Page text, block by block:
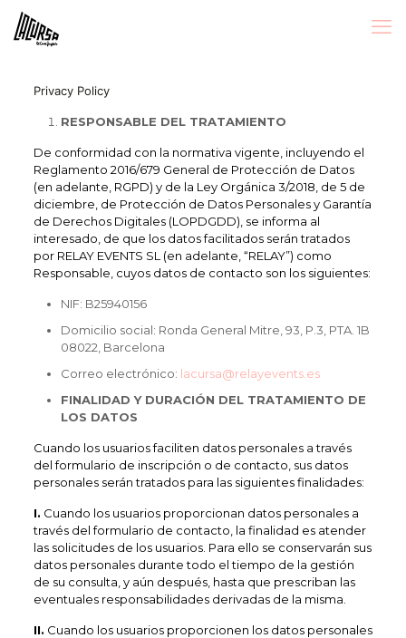
Privacy Policy
RESPONSABLE DEL TRATAMIENTO
De conformidad con la normativa vigente, incluyendo el
Reglamento 2016/679 General de Protección de Datos
(en adelante, RGPD) y de la Ley Orgánica 3/2018, de 5 de
diciembre, de Protección de Datos Personales y Garantía
de Derechos Digitales (LOPDGDD), se informa al
interesado, de que los datos facilitados serán tratados
por RELAY EVENTS SL (en adelante, “RELAY”) como
Responsable, cuyos datos de contacto son los siguientes:
NIF: B25940156
Domicilio social: Ronda General Mitre, 93, P.3, PTA. 1B
08022, Barcelona
Correo electrónico: lacursa@relayevents.es
FINALIDAD Y DURACIÓN DEL TRATAMIENTO DE
LOS DATOS
Cuando los usuarios faciliten datos personales a través
del formulario de inscripción o de contacto, sus datos
personales serán tratados para las siguientes finalidades:
I. Cuando los usuarios proporcionan datos personales a
través del formulario de contacto, la finalidad es atender
las solicitudes de los usuarios. Para ello se conservarán sus
datos personales durante todo el tiempo de la gestión
de su consulta, y aún después, hasta que prescriban las
eventuales responsabilidades derivadas de la misma.
II. Cuando los usuarios proporcionen los datos personales